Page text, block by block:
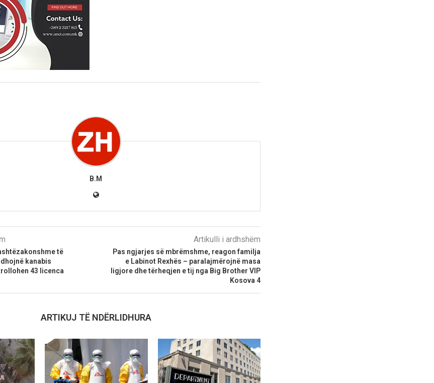
B.M
të
kanabis
43 licenca
Artikulli i ardhshëm
Pas ngjarjes së mbrëmshme, reagon familja
e Labinot Rexhës – paralajmërojnë masa
ligjore dhe tërheqjen e tij nga Big Brother VIP
Kosova 4
ARTIKUJ TË NDËRLIDHURA